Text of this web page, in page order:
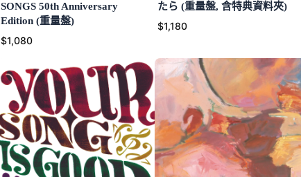
SONGS 50th Anniversary
Edition (重量盤)
$1,080
たら (重量盤, 含特典資料夾)
$1,180